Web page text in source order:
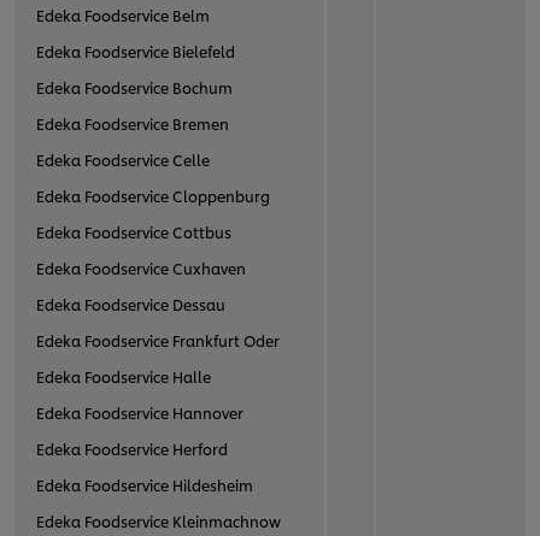
Edeka Foodservice Belm
Edeka Foodservice Bielefeld
Edeka Foodservice Bochum
Edeka Foodservice Bremen
Edeka Foodservice Celle
Edeka Foodservice Cloppenburg
Edeka Foodservice Cottbus
Edeka Foodservice Cuxhaven
Edeka Foodservice Dessau
Edeka Foodservice Frankfurt Oder
Edeka Foodservice Halle
Edeka Foodservice Hannover
Edeka Foodservice Herford
Edeka Foodservice Hildesheim
Edeka Foodservice Kleinmachnow